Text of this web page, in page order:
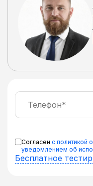
Согласен с политикой
уведомлением об
Бесплатное